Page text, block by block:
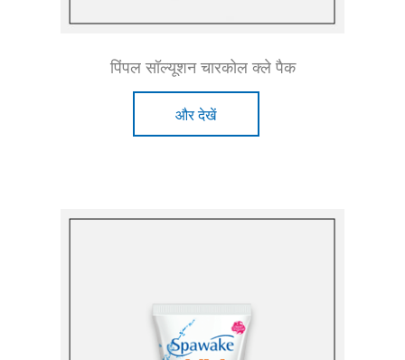
पिंपल सॉल्यूशन चारकोल क्ले पैक
और देखें